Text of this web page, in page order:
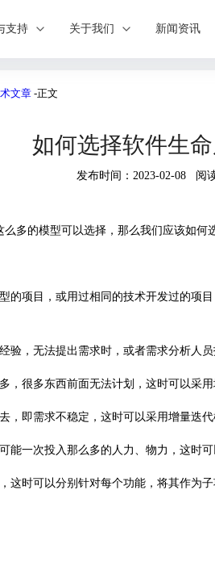
支持 关于我们 新闻资讯
文章 -正文
如何选择软件生
发布时间：2023-02-08 阅
多的模型可以选择，那么我们应该如何
的项目，或用过相同的技术开发过的项
验，无法提出需求时，或者需求分析人
，很多东西前面无法计划，这时可以采用
，即需求不稳定，这时可以采用增量迭代
能一次投入那么多的人力、物力，这时
这时可以分别针对每个功能，将其作为